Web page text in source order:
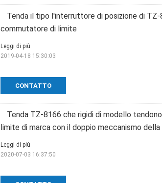
Tenda il tipo l'interruttore di posizione di
commutatore di limite
CONTATTO
Leggi di più
2019-04-18 15:30:03
Tenda TZ-8166 che rigidi di modello
limite di marca con il doppio meccanismo della
Leggi di più
2020-07-03 16:37:50